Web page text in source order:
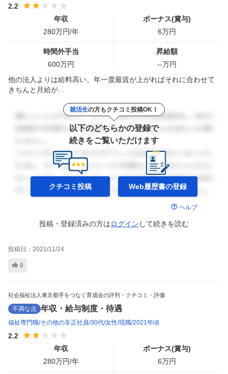
2.2
年収
280万円/年
ボーナス(賞与)
6万円
時間外手当
600万円
昇給額
--万円
他の法人よりは給料高い。年一度最賃が上がればそれに合わせて
きちんと月給が...
就活生の方もクチコミ投稿OK！
以下のどちらかの登録で
続きをご覧いただけます
クチコミ投稿 Web履歴書の登録
ヘルプ
投稿・登録済みの方はログイン して続きを読む
投稿日： 2021/11/24
0
社会福祉法人東京都手をつなぐ育成会の評判・クチコミ・評価
不満な点 年収・給与制度・待遇
福祉専門職 その他の非正社員 30代 女性 現職 2021年頃
2.2
年収
280万円/年
ボーナス(賞与)
6万円